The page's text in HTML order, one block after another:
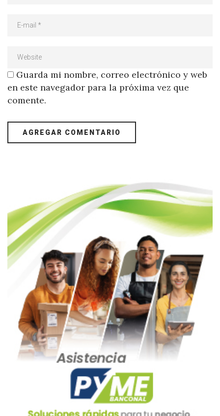
Guarda mi nombre, correo electrónico y web
en este navegador para la próxima vez que
comente.